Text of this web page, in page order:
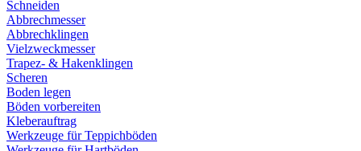
Schneiden
Abbrechmesser
Abbrechklingen
Vielzweckmesser
Trapez- & Hakenklingen
Scheren
Boden legen
Böden vorbereiten
Kleberauftrag
Werkzeuge für Teppichböden